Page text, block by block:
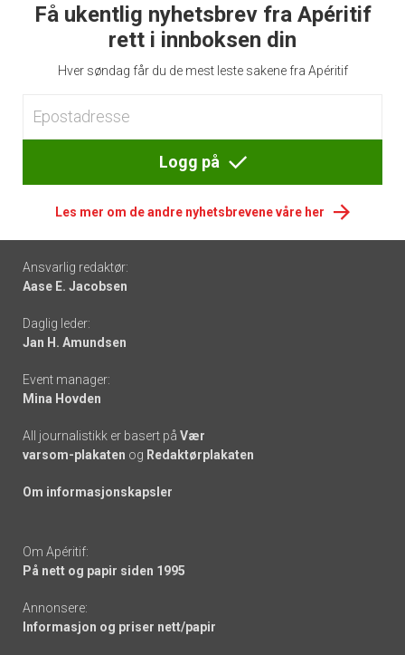
Få ukentlig nyhetsbrev fra Apéritif
rett i innboksen din
Hver søndag får du de mest leste sakene fra Apéritif
Logg på
Les mer om de andre nyhetsbrevene våre her
Footer
-
links
Ansvarlig redaktør:
Aase E. Jacobsen
Daglig leder:
Jan H. Amundsen
Event manager:
Mina Hovden
All journalistikk er basert på Vær
varsom-plakaten og Redaktørplakaten
Om informasjonskapsler
Om Apéritif:
På nett og papir siden 1995
Annonsere:
Informasjon og priser nett/papir